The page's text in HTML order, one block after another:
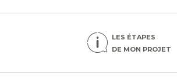
LES ÉTAPES
DE MON PROJET